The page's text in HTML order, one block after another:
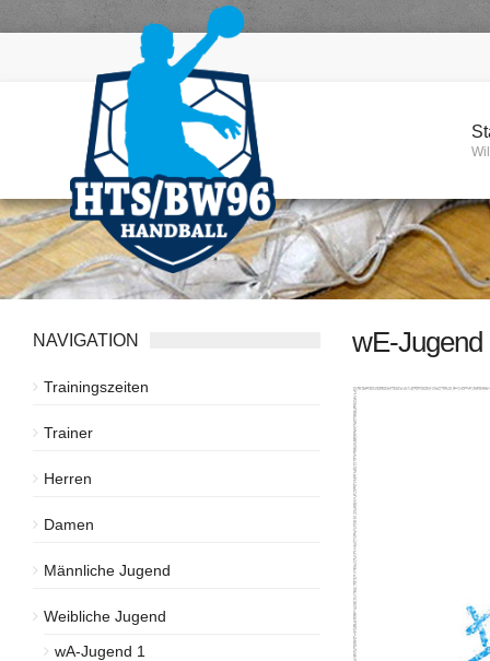
NAVIGATION
Trainingszeiten
Trainer
Herren
Damen
Männliche Jugend
Weibliche Jugend
wA-Jugend 1
wE-Jugend